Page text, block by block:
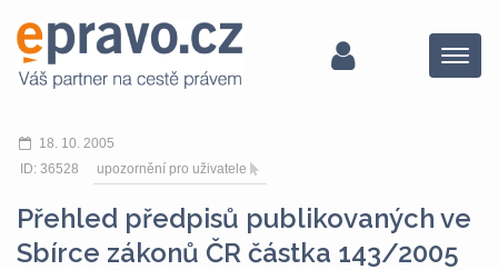
Menu
18. 10. 2005
ID: 36528
upozornění pro uživatele
Přehled předpisů publikovaných ve
Sbírce zákonů ČR částka 143/2005